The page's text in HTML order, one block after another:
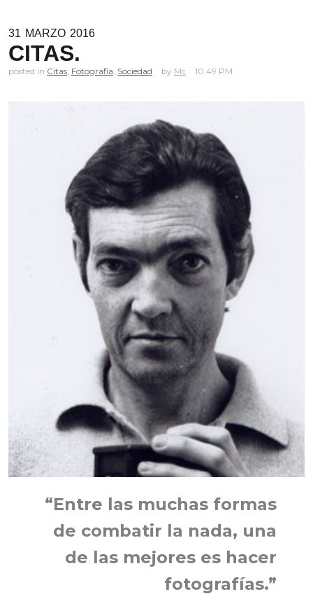
31 MARZO 2016
CITAS.
posted in Citas Fotografia Sociedad Mc 10.49 PM
“Entre las muchas formas
de combatir la nada, una
de las mejores es hacer
fotografías.”